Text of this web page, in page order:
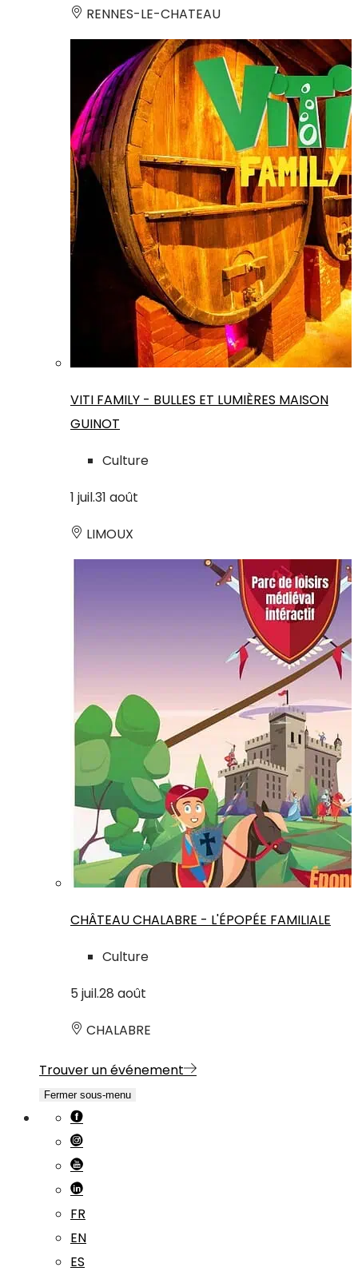
RENNES-LE-CHATEAU
VITI FAMILY - BULLES ET LUMIÈRES MAISON
GUINOT
Culture
1 juil.31 août
LIMOUX
CHÂTEAU CHALABRE - L'ÉPOPÉE FAMILIALE
Culture
5 juil.28 août
CHALABRE
Trouver un événement
Fermer sous-menu
FR
EN
ES